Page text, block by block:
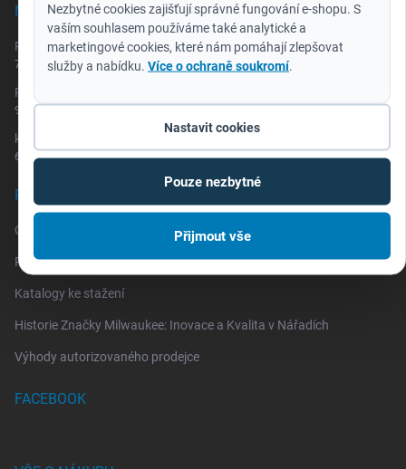
Nezbytné cookies zajišťují správné fungování e-shopu. S
vaším souhlasem používáme také analytické a
marketingové cookies, které nám pomáhají zlepšovat
služby a nabídku. Více o ochraně soukromí.
Nastavit cookies
Pouze nezbytné
Přijmout vše
NOVINKY
Redemption Classic - akumulátor za 2 koruny
7.7.2026
REDEMPTION NA MAXIMUM repro/rádio za 2 Kč
9.3.2026
katalog HD NEWS pro SRPEN 2025 až LEDEN 2026
6.8.2025
PRAKTICKÉ INFORMACE
One Key
Reklamace a vrácení zboží
Katalogy ke stažení
Historie Značky Milwaukee: Inovace a Kvalita v Nářadích
Výhody autorizovaného prodejce
FACEBOOK